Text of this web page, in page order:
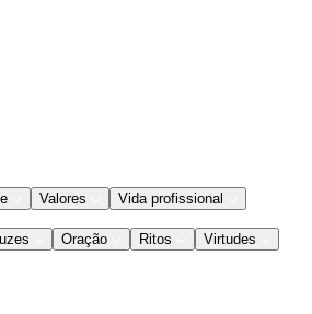
Valores Vida profissional
Oração Ritos Virtudes